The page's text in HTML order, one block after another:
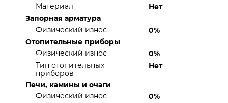
Материал
Нет
Запорная арматура
Физический износ
0%
Отопительные приборы
Физический износ
0%
Тип отопительных
приборов
Нет
Печи, камины и очаги
Физический износ
0%